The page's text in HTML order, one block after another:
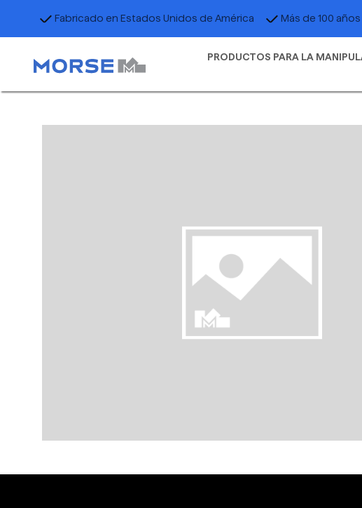
Fabricado en Estados Unidos de América Más de 100
PRODUCTOS PARA LA